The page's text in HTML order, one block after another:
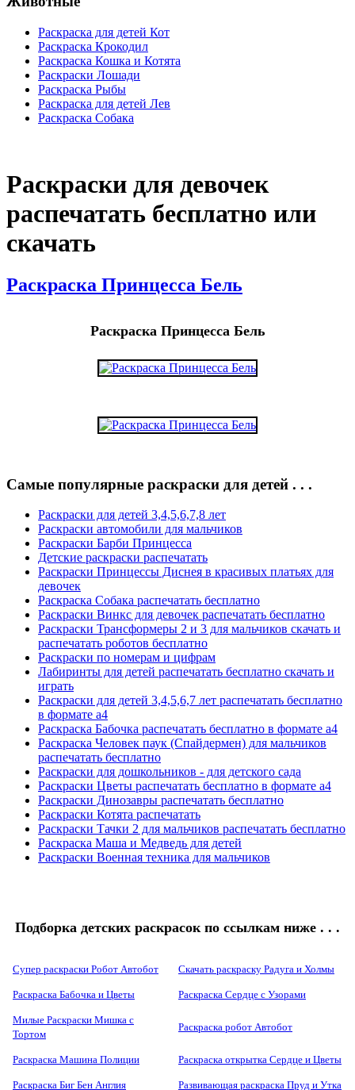
Раскраска для детей Кот
Раскраска Крокодил
Раскраска Кошка и Котята
Раскраски Лошади
Раскраска Рыбы
Раскраска для детей Лев
Раскраска Собака
Раскраски для девочек
распечатать бесплатно или
скачать
Раскраска Принцесса Бель
Раскраска Принцесса Бель
Самые популярные раскраски для детей . . .
Раскраски для детей 3,4,5,6,7,8 лет
Раскраски автомобили для мальчиков
Раскраски Барби Принцесса
Детские раскраски распечатать
Раскраски Принцессы Диснея в красивых платьях для
девочек
Раскраска Собака распечатать бесплатно
Раскраски Винкс для девочек распечатать бесплатно
Раскраски Трансформеры 2 и 3 для мальчиков скачать и
распечатать роботов бесплатно
Раскраски по номерам и цифрам
Лабиринты для детей распечатать бесплатно скачать и
играть
Раскраски для детей 3,4,5,6,7 лет распечатать бесплатно
в формате а4
Раскраска Бабочка распечатать бесплатно в формате а4
Раскраска Человек паук (Спайдермен) для мальчиков
распечатать бесплатно
Раскраски для дошкольников - для детского сада
Раскраски Цветы распечатать бесплатно в формате а4
Раскраски Динозавры распечатать бесплатно
Раскраски Котята распечатать
Раскраски Тачки 2 для мальчиков распечатать бесплатно
Раскраска Маша и Медведь для детей
Раскраски Военная техника для мальчиков
Подборка детских раскрасок по ссылкам ниже . . .
Супер раскраски Робот Автобот Скачать раскраску Радуга и Холмы
Раскраска Бабочка и Цветы Раскраска Сердце с Узорами
Милые Раскраски Мишка с
Тортом
Раскраска робот Автобот
Раскраска Машина Полиции Раскраска открытка Сердце и Цветы
Раскраска Биг Бен Англия Развивающая раскраска Пруд и Утка